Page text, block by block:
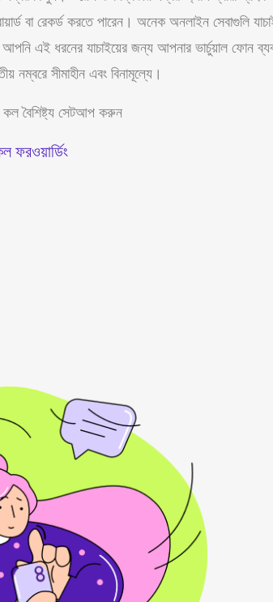
বা রেকর্ড করতে পারেন। অনেক অনলাইন সেবাগুলি
এই ধরনের যাচাইয়ের জন্য আপনার ভার্চুয়াল ফোন
নম্বরে সীমাহীন এবং বিনামূল্যে ।
কল বৈশিষ্ট্য সেটআপ করুন